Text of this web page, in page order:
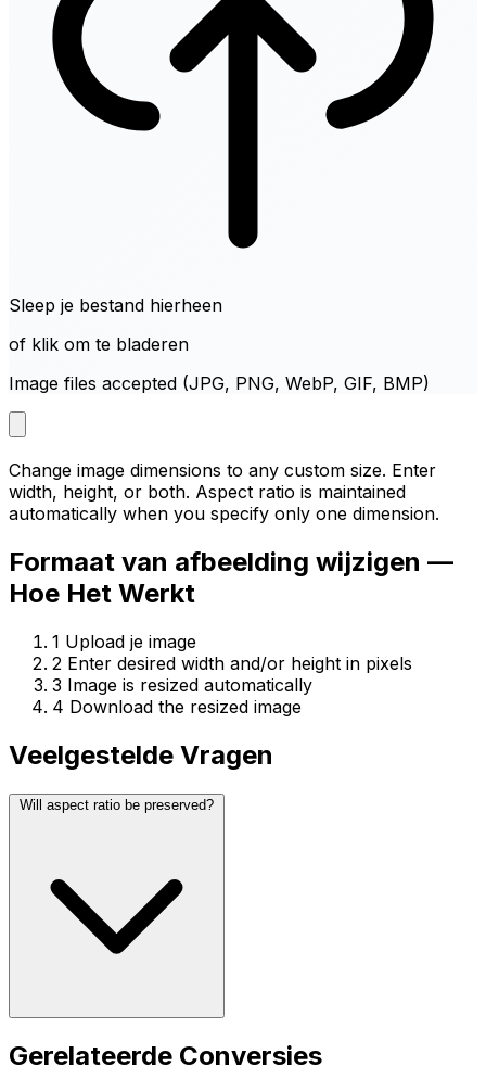
Sleep je bestand hierheen
of klik om te bladeren
Image files accepted (JPG, PNG, WebP, GIF, BMP)
Change image dimensions to any custom size. Enter
width, height, or both. Aspect ratio is maintained
automatically when you specify only one dimension.
Formaat van afbeelding wijzigen —
Hoe Het Werkt
1 Upload je image
2 Enter desired width and/or height in pixels
3 Image is resized automatically
4 Download the resized image
Veelgestelde Vragen
Will aspect ratio be preserved?
Gerelateerde Conversies